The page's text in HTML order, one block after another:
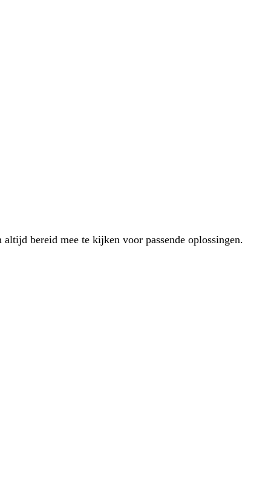
bereid mee te kijken voor passende oplossingen.